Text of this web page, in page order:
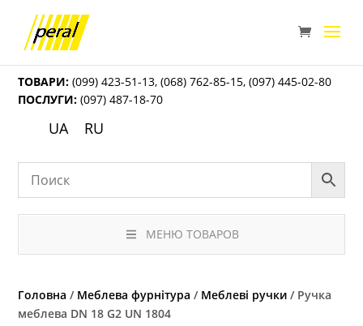
ТОВАРИ: (099) 423-51-13,(068) 762-85-15,(097) 445-02-80
ПОСЛУГИ: (097) 487-18-70
UA RU
МЕНЮ ТОВАРОВ
Головна / Меблева фурнітура / Меблеві ручки / Ручка
меблева DN 18 G2 UN 1804